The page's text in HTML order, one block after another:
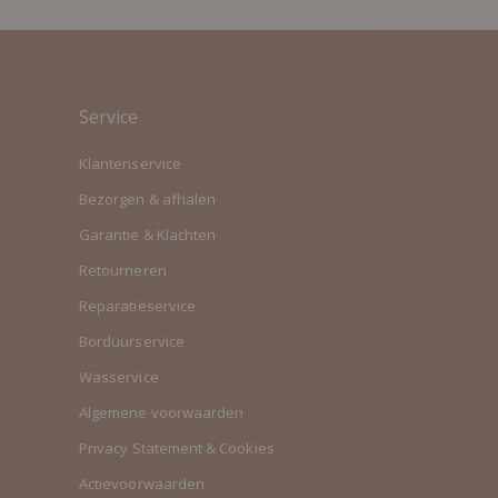
Service
Klantenservice
Bezorgen & afhalen
Garantie & Klachten
Retourneren
Reparatieservice
Borduurservice
Wasservice
Algemene voorwaarden
Privacy Statement & Cookies
Actievoorwaarden